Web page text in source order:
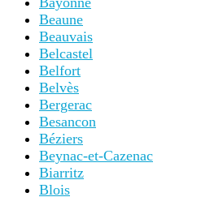
Beaune
Beauvais
Belcastel
Belfort
Belvès
Bergerac
Besancon
Béziers
Beynac-et-Cazenac
Biarritz
Blois